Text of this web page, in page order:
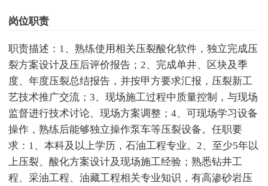
岗位职责
职责描述：1、熟练使用相关压裂酸化软件，独立完成压
裂方案设计及压后评价报告；2、完成单井、区块及季
度、年度压裂总结报告，并按甲方要求汇报，压裂新工
艺技术推广交流；3、现场施工过程中质量控制，与现场
监督进行技术讨论、现场方案调整；4、可现场学习设备
操作，熟练后能够独立操作泵车等压裂设备。任职要
求：1、本科及以上学历，石油工程专业。2、至少5年以
上压裂、酸化方案设计及现场施工经验；熟悉钻井工
程、采油工程、油藏工程相关专业知识，有高渗砂岩压